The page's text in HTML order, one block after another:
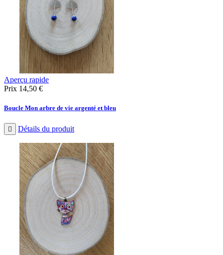
Aperçu rapide
Prix 14,50 €
Boucle Mon arbre de vie argenté et bleu
 Détails du produit